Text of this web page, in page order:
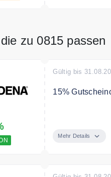
zu 0815 passen
Gültig bis
15%
Mehr Details